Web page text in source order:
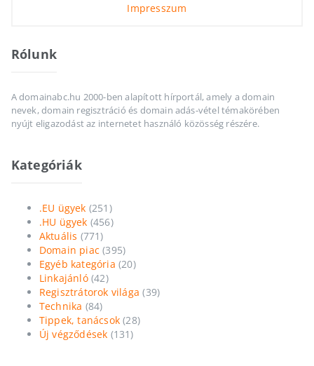
Impresszum
Rólunk
A domainabc.hu 2000-ben alapított hírportál, amely a domain
nevek, domain regisztráció és domain adás-vétel témakörében
nyújt eligazodást az internetet használó közösség részére.
Kategóriák
.EU ügyek (251)
.HU ügyek (456)
Aktuális (771)
Domain piac (395)
Egyéb kategória (20)
Linkajánló(42)
Regisztrátorok világa (39)
Technika (84)
Tippek, tanácsok (28)
Új végződések (131)